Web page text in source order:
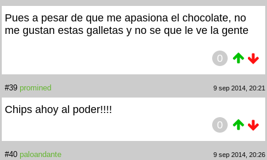
Pues a pesar de que me apasiona el chocolate, no
me gustan estas galletas y no se que le ve la gente
0
#39 promined 9 sep 2014, 20:21
Chips ahoy al poder!!!!
0
#40 paloandante 9 sep 2014, 20:26